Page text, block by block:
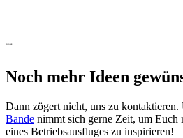
Kontakt
Noch mehr Ideen
Dann zögert nicht, uns zu kontaktieren.
Bande nimmt sich gerne Zeit, um
eines Betriebsausfluges zu inspirieren!